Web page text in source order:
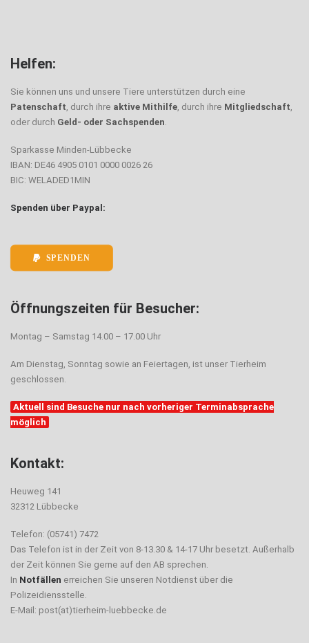
Helfen:
Sie können uns und unsere Tiere unterstützen durch eine
Patenschaft, durch ihre aktive Mithilfe, durch ihre Mitgliedschaft,
oder durch Geld- oder Sachspenden.
Sparkasse Minden-Lübbecke
IBAN: DE46 4905 0101 0000 0026 26
BIC: WELADED1MIN
Spenden über Paypal:
SPENDEN
Öffnungszeiten für Besucher:
Montag – Samstag 14.00 – 17.00 Uhr
Am Dienstag, Sonntag sowie an Feiertagen, ist unser Tierheim
geschlossen.
Aktuell sind Besuche nur nach vorheriger Terminabsprache
möglich
Kontakt:
Heuweg 141
32312 Lübbecke
Telefon: (05741) 7472
Das Telefon ist in der Zeit von 8-13.30 & 14-17 Uhr besetzt. Außerhalb
der Zeit können Sie gerne auf den AB sprechen.
In Notfällen erreichen Sie unseren Notdienst über die
Polizeidiensstelle.
E-Mail: post(at)tierheim-luebbecke.de